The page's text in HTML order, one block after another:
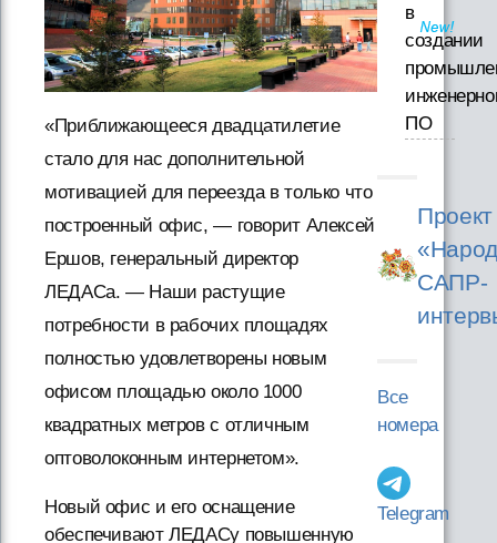
«Приближающееся двадцатилетие
стало для нас дополнительной
мотивацией для переезда в только что
построенный офис, — говорит Алексей
Ершов, генеральный директор
ЛЕДАСа. — Наши растущие
потребности в рабочих площадях
полностью удовлетворены новым
офисом площадью около 1000
квадратных метров с отличным
оптоволоконным интернетом».
Новый офис и его оснащение
обеспечивают ЛЕДАСу повышенную
в
создании
ПО
Проект
САПР-
Все
номера
Telegram